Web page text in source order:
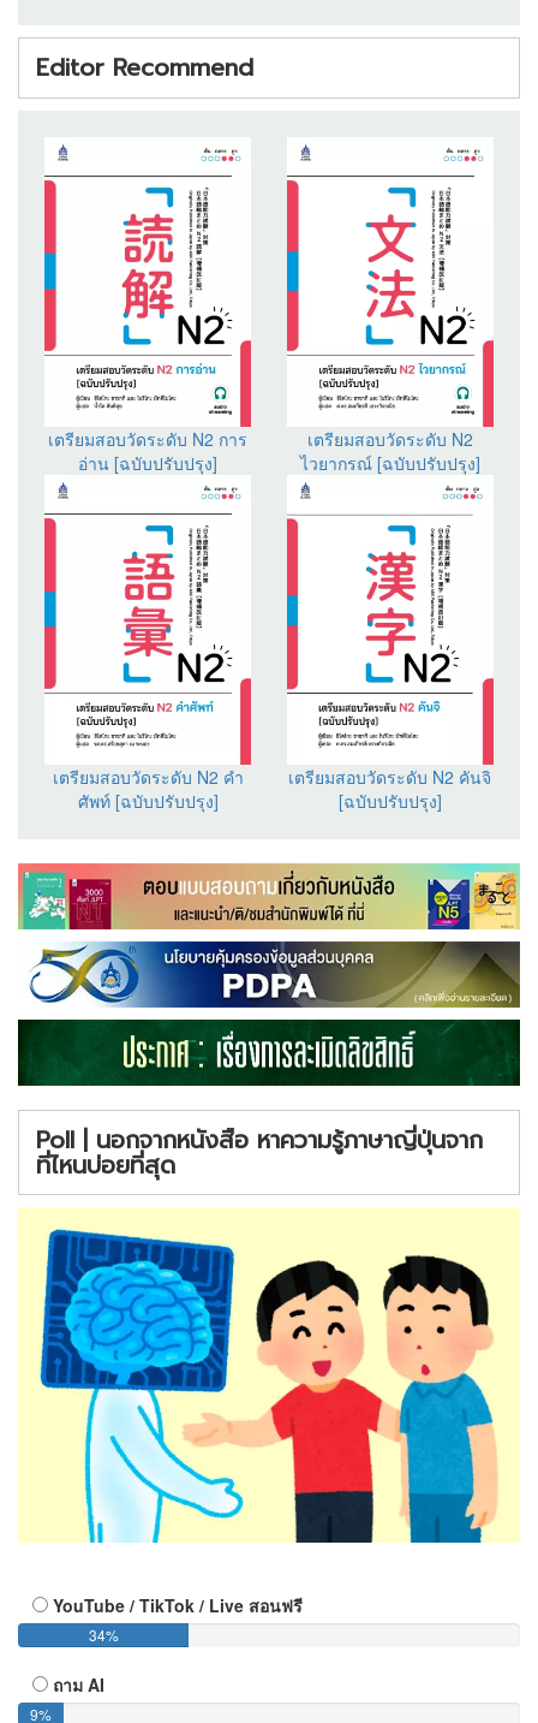
Editor Recommend
เตรียมสอบวัดระดับ N2 การ
อ่าน [ฉบับปรับปรุง]
เตรียมสอบวัดระดับ N2
ไวยากรณ์ [ฉบับปรับปรุง]
เตรียมสอบวัดระดับ N2 คำ
ศัพท์ [ฉบับปรับปรุง]
เตรียมสอบวัดระดับ N2 คันจิ
[ฉบับปรับปรุง]
Poll | นอกจากหนังสือ หาความรู้ภาษาญี่ปุ่นจาก
ที่ไหนบ่อยที่สุด
YouTube / TikTok / Live สอนฟรี
34%
ถาม AI
9%